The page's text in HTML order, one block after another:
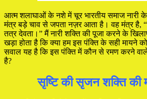
आत्म शलाघाओं के नशे में चूर भारतीय समाज नारी के
मंत्र बड़े चाव से जपता नज़र आता है। वह मंत्र है,
तत्र देवता।” मैं नारी शक्ति की पूजा करने के
खड़ा होता है कि क्या हम इस पंक्ति के सही मायने
सवाल यह है कि इस पंक्ति में कौन से रमण करने
है?
सृष्टि की सृजन शक्ति की